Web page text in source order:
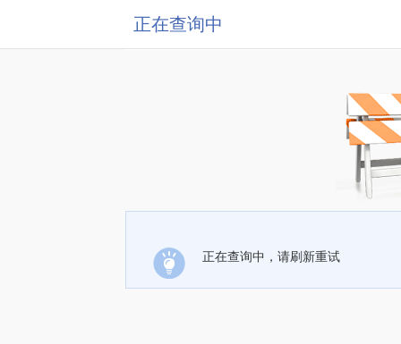
正在查询中
正在查询中，请刷新重试